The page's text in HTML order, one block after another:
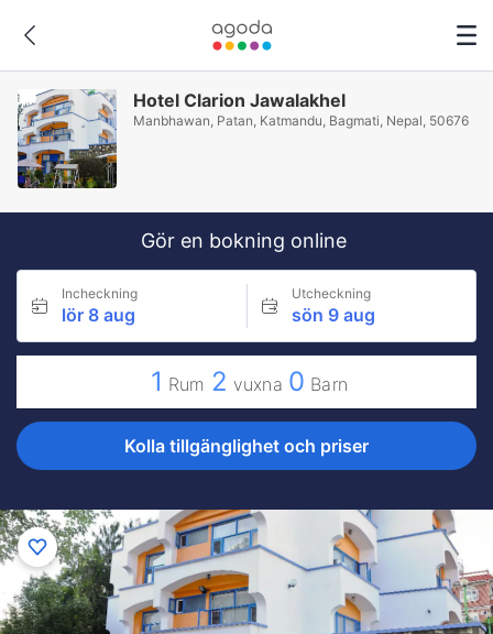
Hotel Clarion Jawalakhel
Manbhawan, Patan, Katmandu, Bagmati, Nepal, 50676
Gör en bokning online
Incheckning
lör 8 aug
Utcheckning
sön 9 aug
1 Rum 2 vuxna 0 Barn
Kolla tillgänglighet och priser